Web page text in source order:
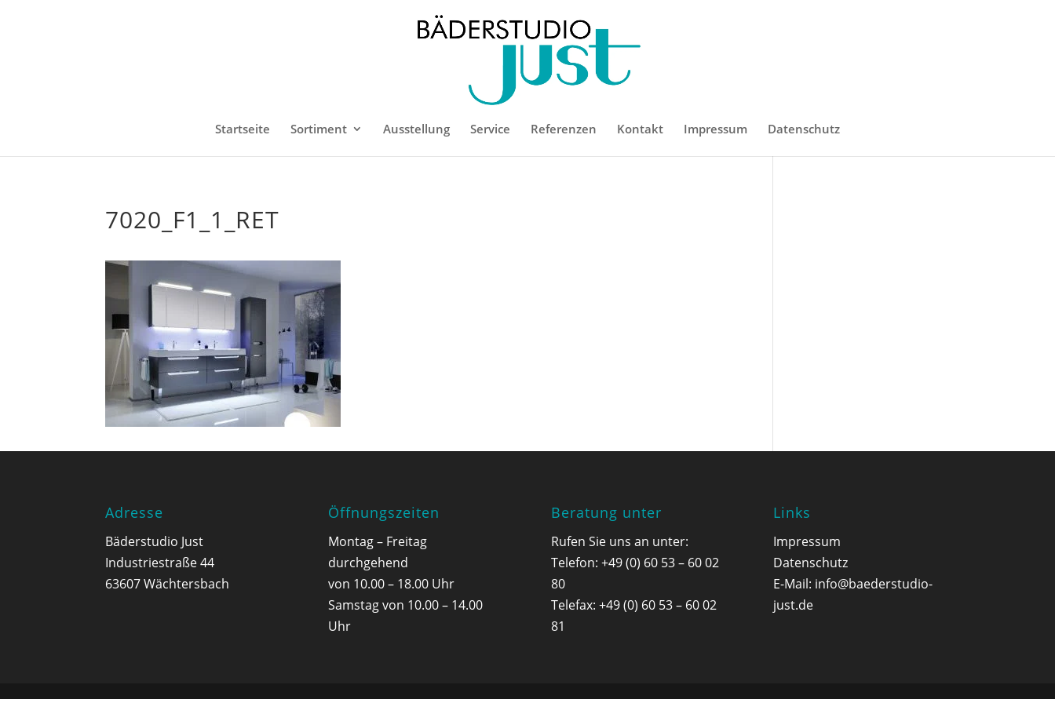
Startseite Sortiment Ausstellung Service Referenzen Kontakt Impressum Datenschutz
7020_F1_1_RET
Adresse
Bäderstudio Just
Industriestraße 44
63607 Wächtersbach
Öffnungszeiten
Montag – Freitag
durchgehend
von 10.00 – 18.00 Uhr
Samstag von 10.00 – 14.00
Uhr
Beratung unter
Rufen Sie uns an unter:
Telefon: +49 (0) 60 53 – 60 02
80
Telefax: +49 (0) 60 53 – 60 02
81
Links
Impressum
Datenschutz
E-Mail: info@baederstudio-
just.de